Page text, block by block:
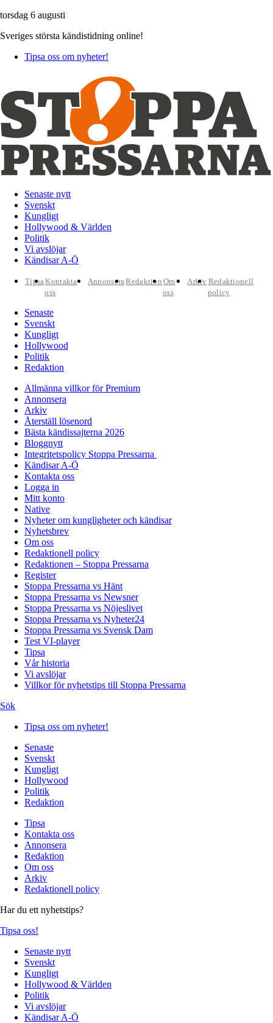
torsdag 6 augusti
Sveriges största kändistidning online!
Tipsa oss om nyheter!
Senaste nytt
Svenskt
Kungligt
Hollywood & Världen
Politik
Vi avslöjar
Kändisar A-Ö
TipsaKontakta
oss
AnnonseraRedaktion Om
oss
Arkiv Redaktionell
policy
Senaste
Svenskt
Kungligt
Hollywood
Politik
Redaktion
Allmänna villkor för Premium
Annonsera
Arkiv
Återställ lösenord
Bästa kändissajterna 2026
Bloggnytt
Integritetspolicy Stoppa Pressarna
Kändisar A-Ö
Kontakta oss
Logga in
Mitt konto
Native
Nyheter om kungligheter och kändisar
Nyhetsbrev
Om oss
Redaktionell policy
Redaktionen – Stoppa Pressarna
Register
Stoppa Pressarna vs Hänt
Stoppa Pressarna vs Newsner
Stoppa Pressarna vs Nöjeslivet
Stoppa Pressarna vs Nyheter24
Stoppa Pressarna vs Svensk Dam
Test VI-player
Tipsa
Vår historia
Vi avslöjar
Villkor för nyhetstips till Stoppa Pressarna
Sök
Tipsa oss om nyheter!
Senaste
Svenskt
Kungligt
Hollywood
Politik
Redaktion
Tipsa
Kontakta oss
Annonsera
Redaktion
Om oss
Arkiv
Redaktionell policy
Har du ett nyhetstips?
Tipsa oss!
Senaste nytt
Svenskt
Kungligt
Hollywood & Världen
Politik
Vi avslöjar
Kändisar A-Ö